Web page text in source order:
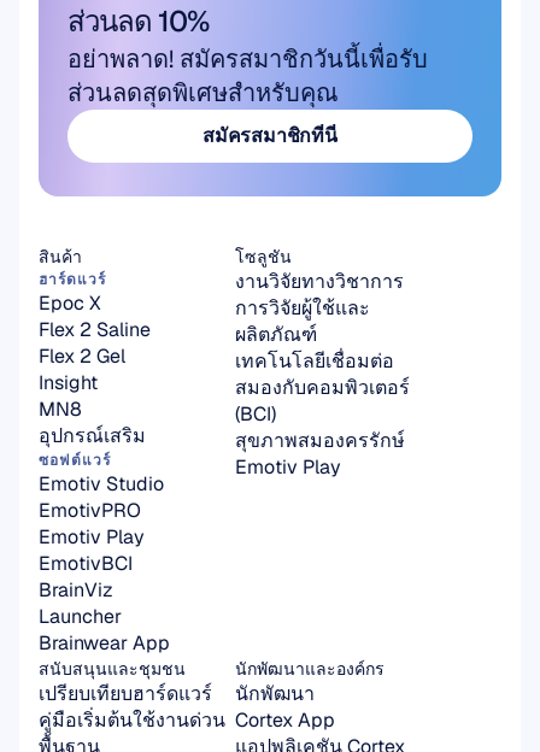
ส่วนลด 10%
อย่าพลาด! สมัครสมาชิกวันนี้เพื่อรับ
ส่วนลดสุดพิเศษสำหรับคุณ
สมัครสมาชิกที่นี่
โซลูชัน
งานวิจัยทางวิชาการ
การวิจัยผู้ใช้และ
ผลิตภัณฑ์
เทคโนโลยีเชื่อมต่อ
สมองกับคอมพิวเตอร์
(BCI)
สุขภาพสมองครรักษ์
Emotiv Play
สินค้า
ฮาร์ดแวร์
Epoc X
Flex 2 Saline
Flex 2 Gel
Insight
MN8
อุปกรณ์เสริม
ซอฟต์แวร์
Emotiv Studio
EmotivPRO
Emotiv Play
EmotivBCI
BrainViz
Launcher
Brainwear App
สนับสนุนและชุมชน
เปรียบเทียบฮาร์ดแวร์
คู่มือเริ่มต้นใช้งานด่วน
พื้นฐาน
นักพัฒนาและองค์กร
นักพัฒนา
Cortex App
แอปพลิเคชัน Cortex